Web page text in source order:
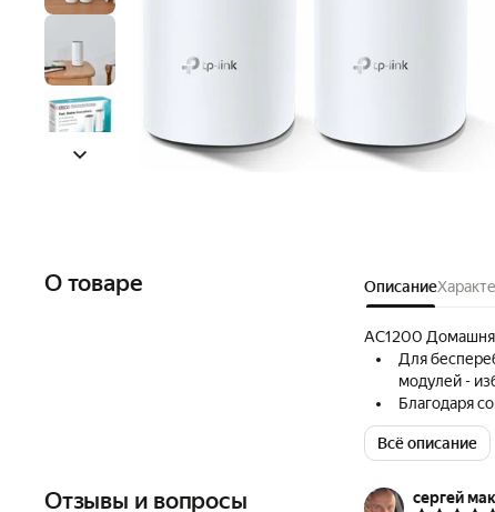
О товаре Описание
AC1200
Для
модулей -
Благодаря
домашнюю
Комплект
Всё описание
Отзывы и вопросы
сергей